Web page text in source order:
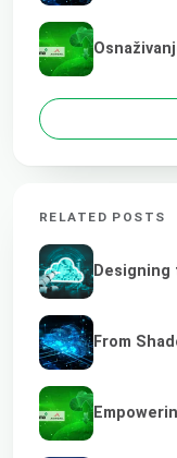
RELATED POSTS
From